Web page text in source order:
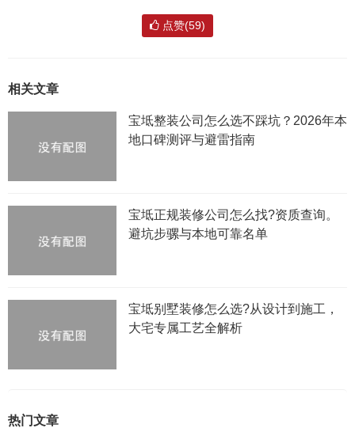
点赞(59)
相关文章
宝坻整装公司怎么选不踩坑？2026年本
地口碑测评与避雷指南
宝坻正规装修公司怎么找?资质查询。
避坑步骡与本地可靠名单
宝坻别墅装修怎么选?从设计到施工，
大宅专属工艺全解析
热门文章